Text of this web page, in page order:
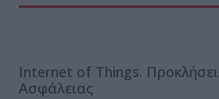
Internet of Things.
Ασφάλειας